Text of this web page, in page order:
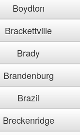
Boydton
Brackettville
Brady
Brandenburg
Brazil
Breckenridge